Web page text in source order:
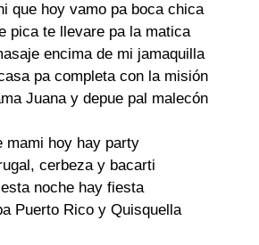
que hoy vamo pa boca chica
pica te llevare pa la matica
encima de mi jamaquilla
pa completa con la misión
Juana y depue pal malecón
mami hoy hay party
cerbeza y bacarti
noche hay fiesta
Puerto Rico y Quisquella